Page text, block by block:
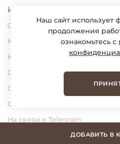
ДОБАВИТЬ В
Информация
О нас
Карьера
Контакты
Статьи
Сертификаты
Обратная связь
На связи в Telegram
Наш сайт использует
продолжения
ознакомьтесь с